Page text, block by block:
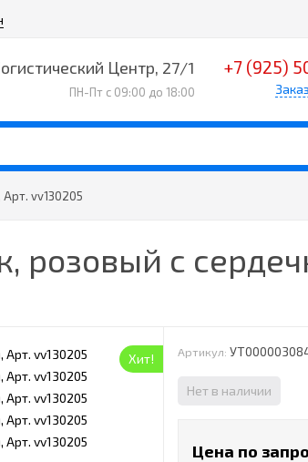
Центр, 27/1
ПН-Пт с 09:00 до 18:00
+7 (925)
vv130205
с
Хит! Артикул:
Нет в наличии
Цена по